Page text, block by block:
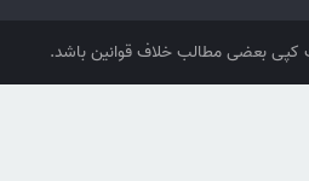
بعضی مطالب خلاف قوانین باشد.